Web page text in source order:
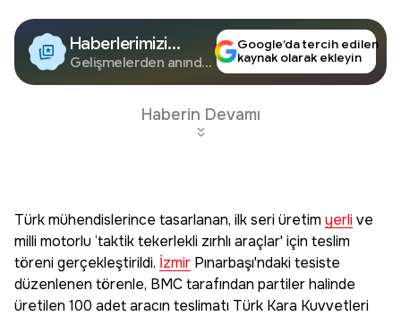
Haberlerimizi
Google'da Takip
Edin
Gelişmelerden anında
Google’da tercih edilen
kaynak olarak ekleyin
Haberin Devamı
Türk mühendislerince tasarlanan, ilk seri üretim yerlive
milli motorlu ‘taktik tekerlekli zırhlı araçlar' için teslim
töreni gerçekleştirildi. İzmir Pınarbaşı'ndaki tesiste
düzenlenen törenle, BMC tarafından partiler halinde
üretilen 100 adet aracın teslimatı Türk Kara Kuvvetleri